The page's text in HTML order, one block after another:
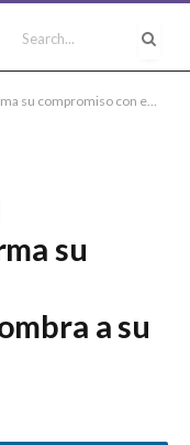
y nombra a su ganador 2023
su
a su